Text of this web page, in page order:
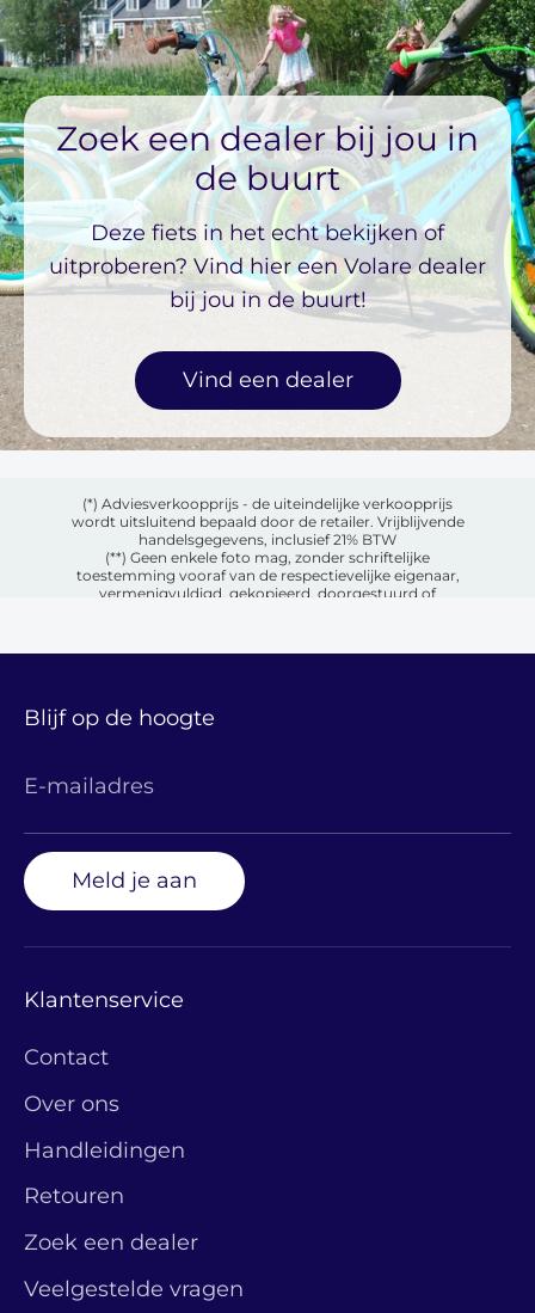
Zoek een dealer bij jou in
de buurt
Deze fiets in het echt bekijken of
uitproberen? Vind hier een Volare dealer
bij jou in de buurt!
Vind een dealer
(*) Adviesverkoopprijs - de uiteindelijke verkoopprijs
wordt uitsluitend bepaald door de retailer. Vrijblijvende
handelsgegevens, inclusief 21% BTW
(**) Geen enkele foto mag, zonder schriftelijke
toestemming vooraf van de respectievelijke eigenaar,
vermenigvuldigd, gekopieerd, doorgestuurd of
Blijf op de hoogte
E-mailadres
Meld je aan
Klantenservice
Contact
Over ons
Handleidingen
Retouren
Zoek een dealer
Veelgestelde vragen